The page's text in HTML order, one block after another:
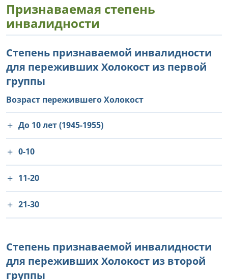
Признаваемая степень
инвалидности
Степень признаваемой инвалидности
для переживших Холокост из первой
группы
Возраст пережившего Холокост
До 10 лет (1945-1955)
0-10
11-20
21-30
Степень признаваемой инвалидности
для переживших Холокост из второй
группы